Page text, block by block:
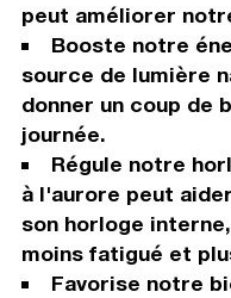
peut améliorer
Booste notre
source de lumière
donner un coup de
journée.
Régule notre
à l'aurore peut
son horloge
moins fatigué et
Favorise notre